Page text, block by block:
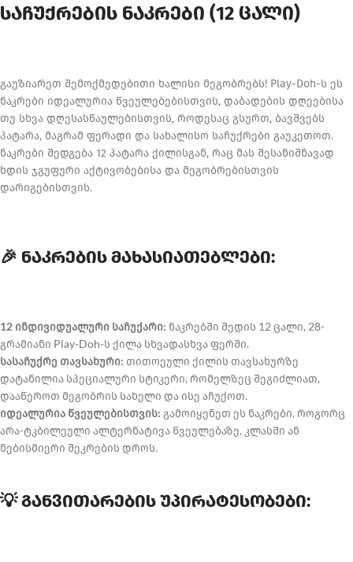
საჩუქრების ნაკრები (12 ცალი)
გაუზიარეთ შემოქმედებითი ხალისი მეგობრებს! Play-Doh-ს ეს
ნაკრები იდეალურია წვეულებებისთვის, დაბადების დღეებისა
თუ სხვა დღესასწაულებისთვის, როდესაც გსურთ, ბავშვებს
პატარა, მაგრამ ფერადი და სახალისო საჩუქრები გაუკეთოთ.
ნაკრები შედგება 12 პატარა ქილისგან, რაც მას შესანიშნავად
ხდის ჯგუფური აქტივობებისა და მეგობრებისთვის
დარიგებისთვის.
🎉 ნაკრების მახასიათებლები:
12 ინდივიდუალური საჩუქარი: ნაკრებში შედის 12 ცალი, 28-
გრამიანი Play-Doh-ს ქილა სხვადასხვა ფერში.
სასაჩუქრე თავსახური: თითოეული ქილის თავსახურზე
დატანილია სპეციალური სტიკერი, რომელზეც შეგიძლიათ,
დააწეროთ მეგობრის სახელი და ისე აჩუქოთ.
იდეალურია წვეულებისთვის: გამოიყენეთ ეს ნაკრები, როგორც
არა-ტკბილეული ალტერნატივა წვეულებაზე, კლასში ან
ნებისმიერი შეკრების დროს.
💡 განვითარების უპირატესობები: